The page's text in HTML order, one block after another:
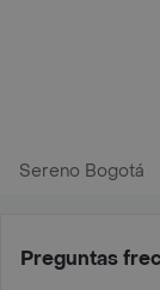
Sereno Bogotá
Preguntas